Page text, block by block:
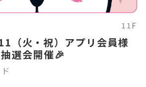
11F
火・祝）アプリ会員様
選会開催🎉